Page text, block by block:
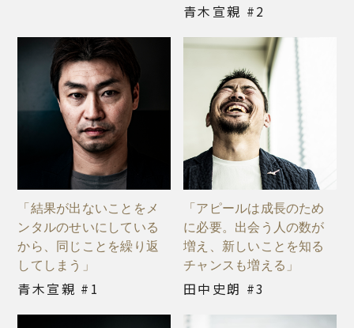
青木宣親 #2
「結果が出ないことをメ
ンタルのせいにしている
から、同じことを繰り返
してしまう」
青木宣親 #1
「アピールは成長のため
に必要。出会う人の数が
増え、新しいことを知る
チャンスも増える」
田中史朗 #3